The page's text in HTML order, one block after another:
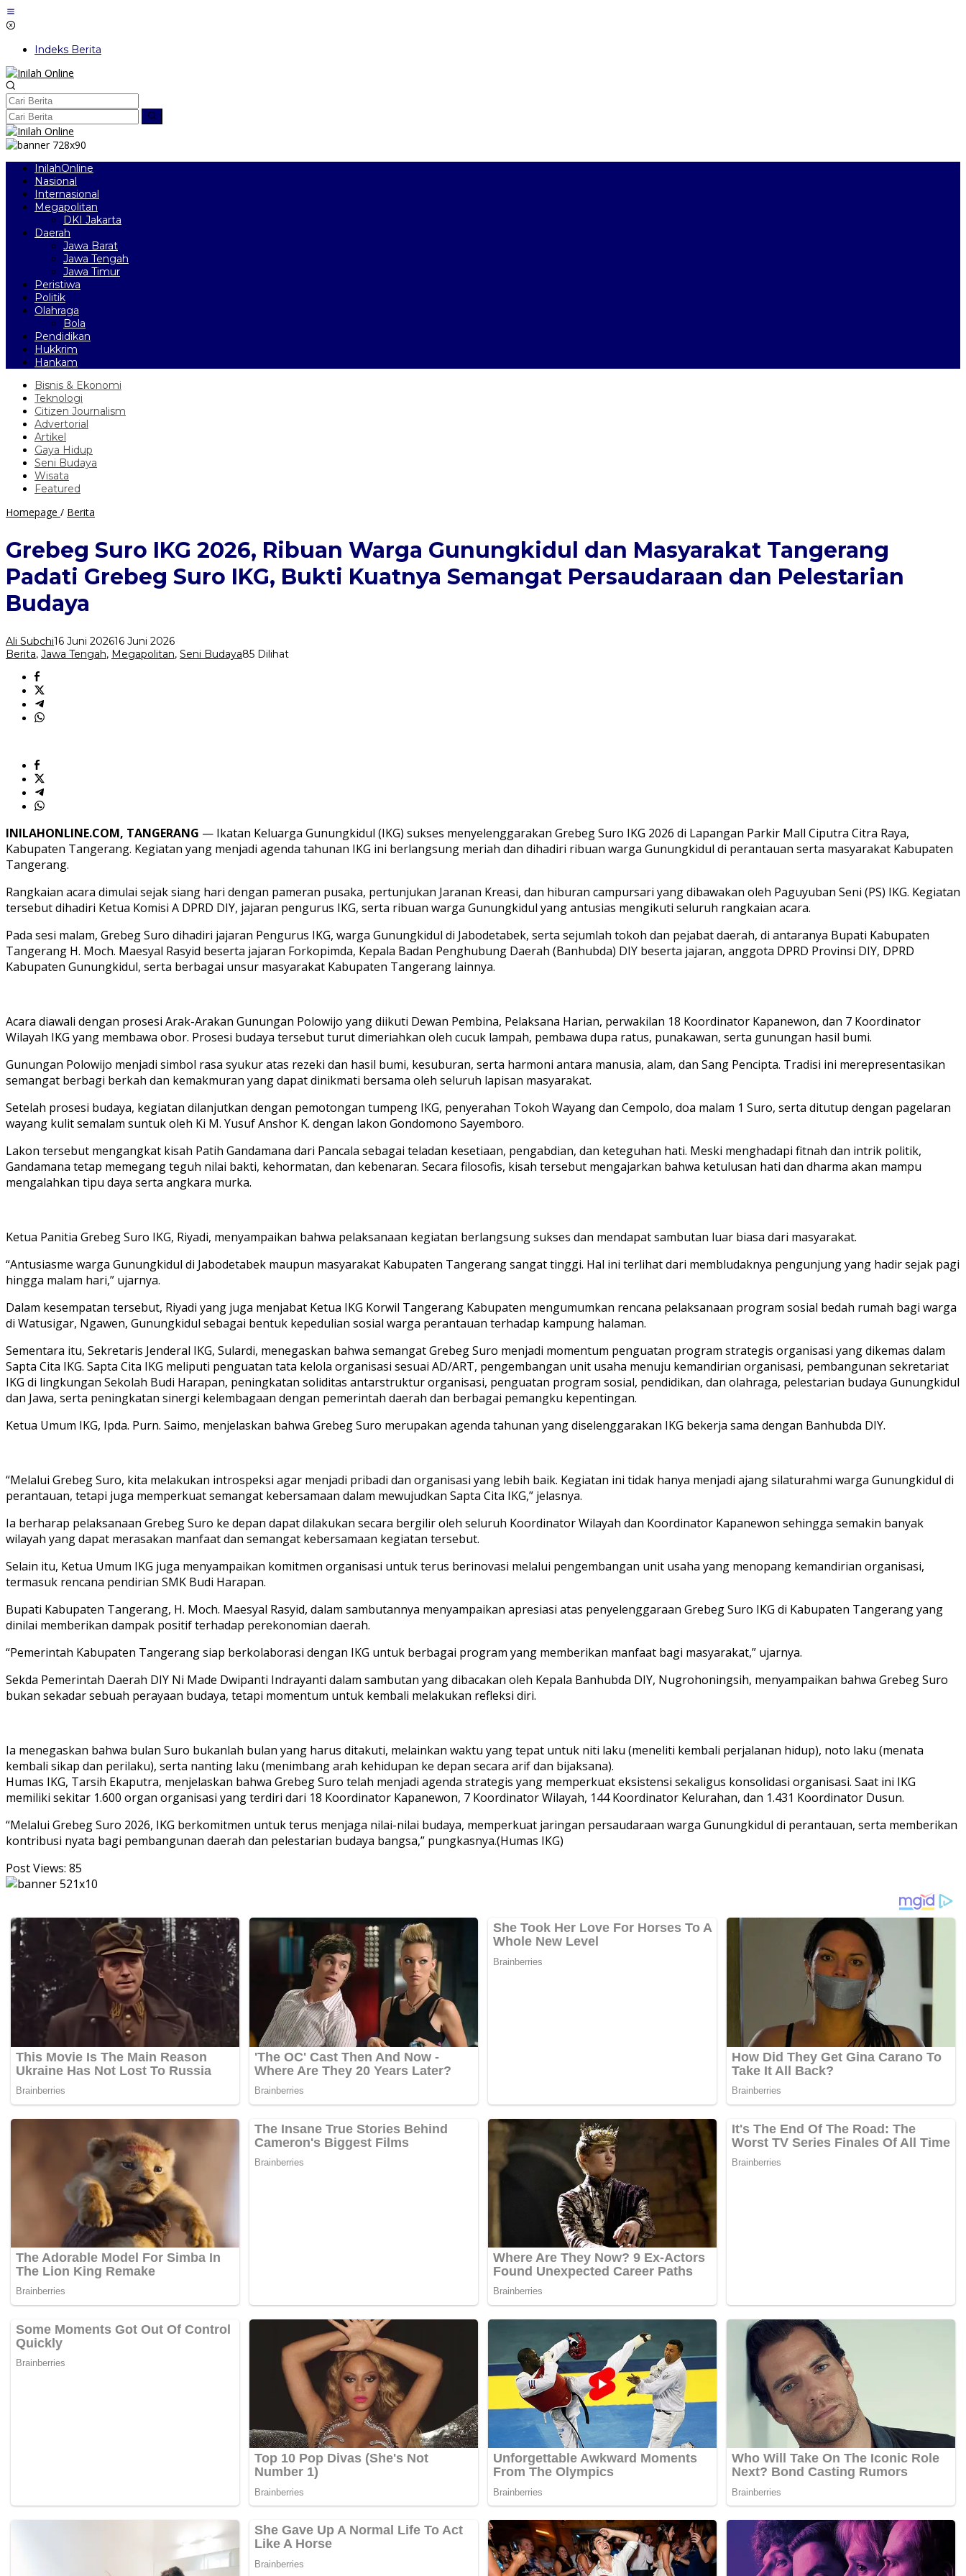
Lewati
ke
Indeks Berita
InilahOnline
Nasional
Internasional
Megapolitan
DKI Jakarta
Daerah
Jawa Barat
Jawa Tengah
Jawa Timur
Peristiwa
Politik
Olahraga
Bola
Pendidikan
Hukkrim
Hankam
Bisnis & Ekonomi
Teknologi
Citizen Journalism
Advertorial
Artikel
Gaya Hidup
Seni Budaya
Wisata
Featured
Homepage / Berita
IKG
2026,
Ribuan
Warga
Tangerang
Padati
Grebeg
Grebeg Suro IKG 2026, Ribuan Warga Gunungkidul dan Masyarakat Tangerang
Padati Grebeg Suro IKG, Bukti Kuatnya Semangat Persaudaraan dan Pelestarian
Budaya
Ali Subchi16 Juni 202616 Juni 2026
Berita, Jawa Tengah, Megapolitan, Seni Budaya85 Dilihat
INILAHONLINE.COM, TANGERANG — Ikatan Keluarga Gunungkidul (IKG) sukses menyelenggarakan Grebeg Suro IKG 2026 di Lapangan Parkir Mall Ciputra Citra Raya,
Kabupaten Tangerang. Kegiatan yang menjadi agenda tahunan IKG ini berlangsung meriah dan dihadiri ribuan warga Gunungkidul di perantauan serta masyarakat Kabupaten
Tangerang.
Rangkaian acara dimulai sejak siang hari dengan pameran pusaka, pertunjukan Jaranan Kreasi, dan hiburan campursari yang dibawakan oleh Paguyuban Seni (PS) IKG. Kegiatan
tersebut dihadiri Ketua Komisi A DPRD DIY, jajaran pengurus IKG, serta ribuan warga Gunungkidul yang antusias mengikuti seluruh rangkaian acara.
Pada sesi malam, Grebeg Suro dihadiri jajaran Pengurus IKG, warga Gunungkidul di Jabodetabek, serta sejumlah tokoh dan pejabat daerah, di antaranya Bupati Kabupaten
Tangerang H. Moch. Maesyal Rasyid beserta jajaran Forkopimda, Kepala Badan Penghubung Daerah (Banhubda) DIY beserta jajaran, anggota DPRD Provinsi DIY, DPRD
Kabupaten Gunungkidul, serta berbagai unsur masyarakat Kabupaten Tangerang lainnya.
Acara diawali dengan prosesi Arak-Arakan Gunungan Polowijo yang diikuti Dewan Pembina, Pelaksana Harian, perwakilan 18 Koordinator Kapanewon, dan 7 Koordinator
Wilayah IKG yang membawa obor. Prosesi budaya tersebut turut dimeriahkan oleh cucuk lampah, pembawa dupa ratus, punakawan, serta gunungan hasil bumi.
Gunungan Polowijo menjadi simbol rasa syukur atas rezeki dan hasil bumi, kesuburan, serta harmoni antara manusia, alam, dan Sang Pencipta. Tradisi ini merepresentasikan
semangat berbagi berkah dan kemakmuran yang dapat dinikmati bersama oleh seluruh lapisan masyarakat.
Setelah prosesi budaya, kegiatan dilanjutkan dengan pemotongan tumpeng IKG, penyerahan Tokoh Wayang dan Cempolo, doa malam 1 Suro, serta ditutup dengan pagelaran
wayang kulit semalam suntuk oleh Ki M. Yusuf Anshor K. dengan lakon Gondomono Sayemboro.
Lakon tersebut mengangkat kisah Patih Gandamana dari Pancala sebagai teladan kesetiaan, pengabdian, dan keteguhan hati. Meski menghadapi fitnah dan intrik politik,
Gandamana tetap memegang teguh nilai bakti, kehormatan, dan kebenaran. Secara filosofis, kisah tersebut mengajarkan bahwa ketulusan hati dan dharma akan mampu
mengalahkan tipu daya serta angkara murka.
Ketua Panitia Grebeg Suro IKG, Riyadi, menyampaikan bahwa pelaksanaan kegiatan berlangsung sukses dan mendapat sambutan luar biasa dari masyarakat.
“Antusiasme warga Gunungkidul di Jabodetabek maupun masyarakat Kabupaten Tangerang sangat tinggi. Hal ini terlihat dari membludaknya pengunjung yang hadir sejak pagi
hingga malam hari,” ujarnya.
Dalam kesempatan tersebut, Riyadi yang juga menjabat Ketua IKG Korwil Tangerang Kabupaten mengumumkan rencana pelaksanaan program sosial bedah rumah bagi warga
di Watusigar, Ngawen, Gunungkidul sebagai bentuk kepedulian sosial warga perantauan terhadap kampung halaman.
Sementara itu, Sekretaris Jenderal IKG, Sulardi, menegaskan bahwa semangat Grebeg Suro menjadi momentum penguatan program strategis organisasi yang dikemas dalam
Sapta Cita IKG. Sapta Cita IKG meliputi penguatan tata kelola organisasi sesuai AD/ART, pengembangan unit usaha menuju kemandirian organisasi, pembangunan sekretariat
IKG di lingkungan Sekolah Budi Harapan, peningkatan soliditas antarstruktur organisasi, penguatan program sosial, pendidikan, dan olahraga, pelestarian budaya Gunungkidul
dan Jawa, serta peningkatan sinergi kelembagaan dengan pemerintah daerah dan berbagai pemangku kepentingan.
Ketua Umum IKG, Ipda. Purn. Saimo, menjelaskan bahwa Grebeg Suro merupakan agenda tahunan yang diselenggarakan IKG bekerja sama dengan Banhubda DIY.
“Melalui Grebeg Suro, kita melakukan introspeksi agar menjadi pribadi dan organisasi yang lebih baik. Kegiatan ini tidak hanya menjadi ajang silaturahmi warga Gunungkidul di
perantauan, tetapi juga memperkuat semangat kebersamaan dalam mewujudkan Sapta Cita IKG,” jelasnya.
Ia berharap pelaksanaan Grebeg Suro ke depan dapat dilakukan secara bergilir oleh seluruh Koordinator Wilayah dan Koordinator Kapanewon sehingga semakin banyak
wilayah yang dapat merasakan manfaat dan semangat kebersamaan kegiatan tersebut.
Selain itu, Ketua Umum IKG juga menyampaikan komitmen organisasi untuk terus berinovasi melalui pengembangan unit usaha yang menopang kemandirian organisasi,
termasuk rencana pendirian SMK Budi Harapan.
Bupati Kabupaten Tangerang, H. Moch. Maesyal Rasyid, dalam sambutannya menyampaikan apresiasi atas penyelenggaraan Grebeg Suro IKG di Kabupaten Tangerang yang
dinilai memberikan dampak positif terhadap perekonomian daerah.
“Pemerintah Kabupaten Tangerang siap berkolaborasi dengan IKG untuk berbagai program yang memberikan manfaat bagi masyarakat,” ujarnya.
Sekda Pemerintah Daerah DIY Ni Made Dwipanti Indrayanti dalam sambutan yang dibacakan oleh Kepala Banhubda DIY, Nugrohoningsih, menyampaikan bahwa Grebeg Suro
bukan sekadar sebuah perayaan budaya, tetapi momentum untuk kembali melakukan refleksi diri.
Ia menegaskan bahwa bulan Suro bukanlah bulan yang harus ditakuti, melainkan waktu yang tepat untuk niti laku (meneliti kembali perjalanan hidup), noto laku (menata
kembali sikap dan perilaku), serta nanting laku (menimbang arah kehidupan ke depan secara arif dan bijaksana).
Humas IKG, Tarsih Ekaputra, menjelaskan bahwa Grebeg Suro telah menjadi agenda strategis yang memperkuat eksistensi sekaligus konsolidasi organisasi. Saat ini IKG
memiliki sekitar 1.600 organ organisasi yang terdiri dari 18 Koordinator Kapanewon, 7 Koordinator Wilayah, 144 Koordinator Kelurahan, dan 1.431 Koordinator Dusun.
“Melalui Grebeg Suro 2026, IKG berkomitmen untuk terus menjaga nilai-nilai budaya, memperkuat jaringan persaudaraan warga Gunungkidul di perantauan, serta memberikan
kontribusi nyata bagi pembangunan daerah dan pelestarian budaya bangsa,” pungkasnya.(Humas IKG)
Post Views: 85